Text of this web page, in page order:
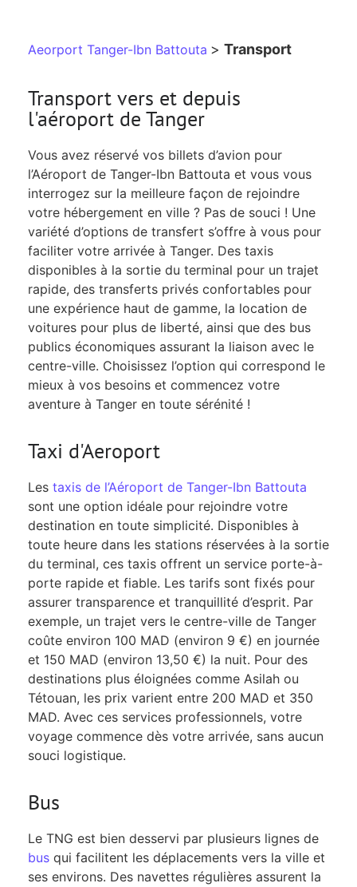
Aeorport Tanger-Ibn Battouta > Transport
Transport vers et depuis
l'aéroport de Tanger
Vous avez réservé vos billets d’avion pour
l’Aéroport de Tanger-Ibn Battouta et vous vous
interrogez sur la meilleure façon de rejoindre
votre hébergement en ville ? Pas de souci ! Une
variété d’options de transfert s’offre à vous pour
faciliter votre arrivée à Tanger. Des taxis
disponibles à la sortie du terminal pour un trajet
rapide, des transferts privés confortables pour
une expérience haut de gamme, la location de
voitures pour plus de liberté, ainsi que des bus
publics économiques assurant la liaison avec le
centre-ville. Choisissez l’option qui correspond le
mieux à vos besoins et commencez votre
aventure à Tanger en toute sérénité !
Taxi d'Aeroport
Les taxis de l’Aéroport de Tanger-Ibn Battouta
sont une option idéale pour rejoindre votre
destination en toute simplicité. Disponibles à
toute heure dans les stations réservées à la sortie
du terminal, ces taxis offrent un service porte-à-
porte rapide et fiable. Les tarifs sont fixés pour
assurer transparence et tranquillité d’esprit. Par
exemple, un trajet vers le centre-ville de Tanger
coûte environ 100 MAD (environ 9 €) en journée
et 150 MAD (environ 13,50 €) la nuit. Pour des
destinations plus éloignées comme Asilah ou
Tétouan, les prix varient entre 200 MAD et 350
MAD. Avec ces services professionnels, votre
voyage commence dès votre arrivée, sans aucun
souci logistique.
Bus
Le TNG est bien desservi par plusieurs lignes de
bus qui facilitent les déplacements vers la ville et
ses environs. Des navettes régulières assurent la